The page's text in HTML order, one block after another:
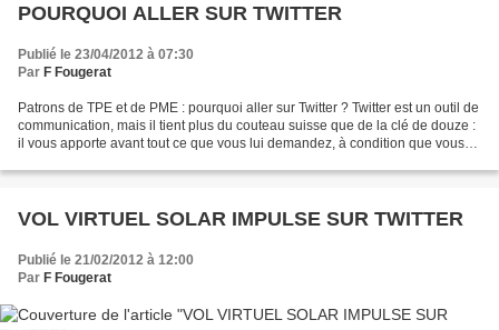
POURQUOI ALLER SUR TWITTER
Publié le 23/04/2012 à 07:30
Par F Fougerat
Patrons de TPE et de PME : pourquoi aller sur Twitter ? Twitter est un outil de
communication, mais il tient plus du couteau suisse que de la clé de douze :
il vous apporte avant tout ce que vous lui demandez, à condition que vous
VOL VIRTUEL SOLAR IMPULSE SUR TWITTER
Publié le 21/02/2012 à 12:00
Par F Fougerat